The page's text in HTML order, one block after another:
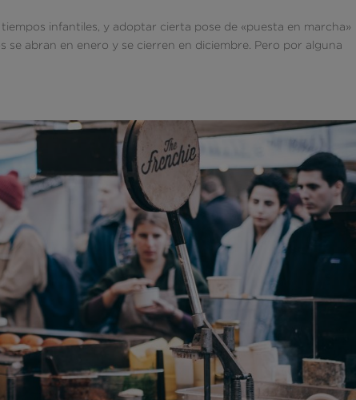
infantiles, y adoptar cierta pose de «puesta en marcha»
se abran en enero y se cierren en diciembre. Pero por alguna